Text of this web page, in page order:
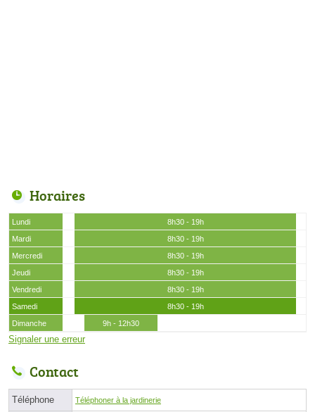
Horaires
Lundi
8h30 - 19h
Mardi
8h30 - 19h
Mercredi
8h30 - 19h
Jeudi
8h30 - 19h
Vendredi
8h30 - 19h
Samedi
8h30 - 19h
Dimanche
9h - 12h30
Signaler une erreur
Contact
Téléphone Téléphoner à la jardinerie